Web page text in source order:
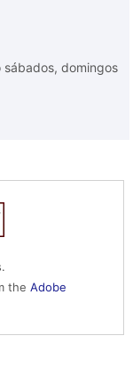
domingos
the Adobe